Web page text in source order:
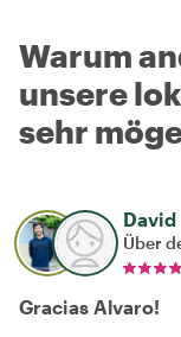
Warum
unsere
sehr
David
Über
Gracias Alvaro!